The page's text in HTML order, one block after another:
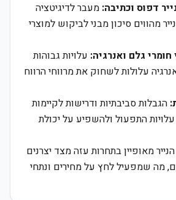
דפוס וכתיבה: מעבר לדיגיטציה
מהווים סיכון מבני לביקוש למוצרי
חומרי גלם ואנרגיה: עלויות גבוהות
עלולות לשחוק את מרווחי הרווח
הגבלות סביבתיות ודרישות לקיימות
התפעול ולהשפיע על יכולת
מאופיין בתחרות עזה מצד יצרנים
מה שמפעיל לחץ על מחירים ונתחי